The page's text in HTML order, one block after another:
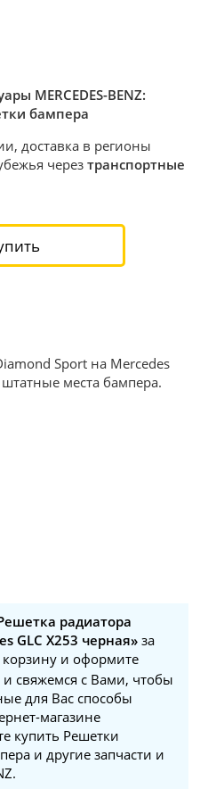
MERCEDES-BENZ:
бампера
доставка в регионы
черезтранспортные
Sport на Mercedes
штатные места бампера.
радиатора
GLC X253 черная» за
корзину и оформите
свяжемся с Вами, чтобы
для Вас способы
магазине
купить Решетки
и другие запчасти и